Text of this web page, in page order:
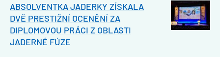
ABSOLVENTKA JADERKY ZÍSKALA
DVĚ PRESTIŽNÍ OCENĚNÍ ZA
DIPLOMOVOU PRÁCI Z OBLASTI
JADERNÉ FÚZE